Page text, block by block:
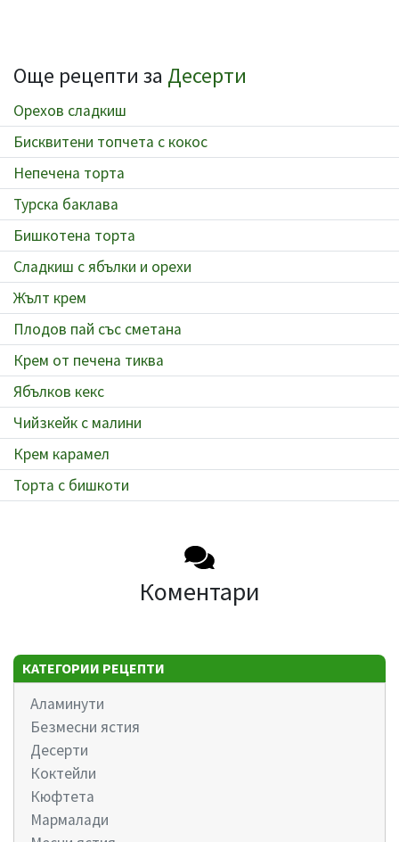
Още рецепти за Десерти
Орехов сладкиш
Бисквитени топчета с кокос
Непечена торта
Турска баклава
Бишкотена торта
Сладкиш с ябълки и орехи
Жълт крем
Плодов пай със сметана
Крем от печена тиква
Ябълков кекс
Чийзкейк с малини
Крем карамел
Торта с бишкоти
Коментари
КАТЕГОРИИ РЕЦЕПТИ
Аламинути
Безмесни ястия
Десерти
Коктейли
Кюфтета
Мармалади